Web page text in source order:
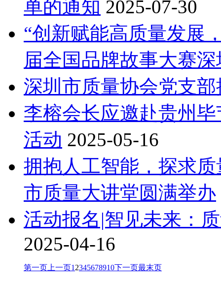
单的通知 2025-07-30
“创新赋能高质量发展
届全国品牌故事大赛
深圳市质量协会党支
李榕会长应邀赴贵州
活动 2025-05-16
拥抱人工智能，探求
市质量大讲堂圆满举办
活动报名|智见未来：
2025-04-16
第一页 上一页1 2345678910下一页最末页